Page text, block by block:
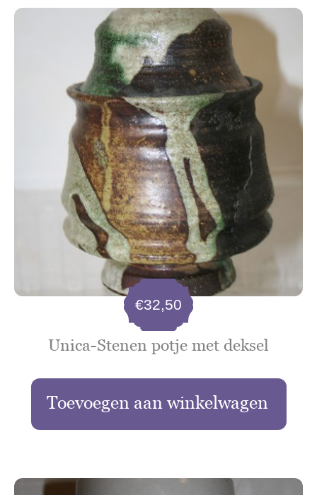
Unica-Stenen potje met deksel
€32,50
Toevoegen aan winkelwagen